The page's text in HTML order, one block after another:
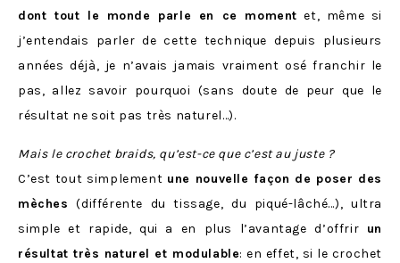
dont tout le monde parle en ce moment et, même si
j’entendais parler de cette technique depuis plusieurs
années déjà, je n’avais jamais vraiment osé franchir le
pas, allez savoir pourquoi (sans doute de peur que le
résultat ne soit pas très naturel…).
Mais le crochet braids, qu’est-ce que c’est au juste ?
C’est tout simplement une nouvelle façon de poser des
mèches (différente du tissage, du piqué-lâché…), ultra
simple et rapide, qui a en plus l’avantage d’offrir un
résultat très naturel et modulable: en effet, si le crochet